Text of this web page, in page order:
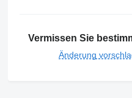
Vermissen Sie
Änderung